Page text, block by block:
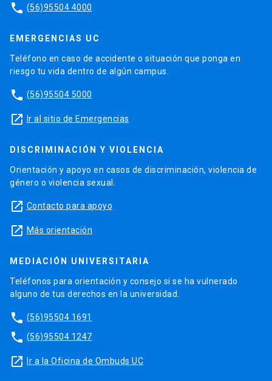
phone (56)95504 4000
EMERGENCIAS UC
Teléfono en caso de accidente o situación que ponga en
riesgo tu vida dentro de algún campus.
phone (56)95504 5000
launch Ir al sitio de Emergencias
DISCRIMINACIÓN Y VIOLENCIA
Orientación y apoyo en casos de discriminación, violencia de
género o violencia sexual.
launch Contacto para apoyo
launch Más orientación
MEDIACIÓN UNIVERSITARIA
Teléfonos para orientación y consejo si se ha vulnerado
alguno de tus derechos en la universidad.
phone (56)95504 1691
phone (56)95504 1247
launch Ir a la Oficina de Ombuds UC